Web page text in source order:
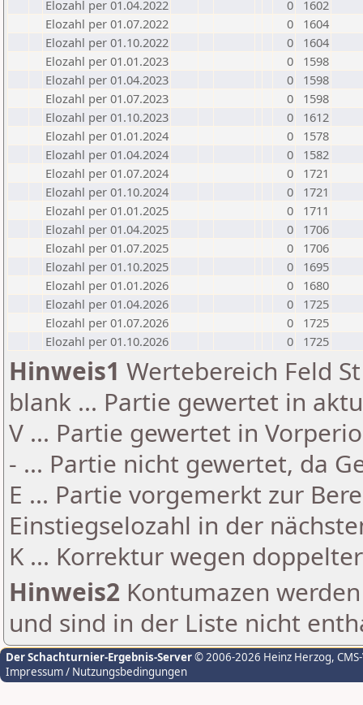
Elozahl per 01.04.2022
0
1602
Elozahl per 01.07.2022
0
1604
Elozahl per 01.10.2022
0
1604
Elozahl per 01.01.2023
0
1598
Elozahl per 01.04.2023
0
1598
Elozahl per 01.07.2023
0
1598
Elozahl per 01.10.2023
0
1612
Elozahl per 01.01.2024
0
1578
Elozahl per 01.04.2024
0
1582
Elozahl per 01.07.2024
0
1721
Elozahl per 01.10.2024
0
1721
Elozahl per 01.01.2025
0
1711
Elozahl per 01.04.2025
0
1706
Elozahl per 01.07.2025
0
1706
Elozahl per 01.10.2025
0
1695
Elozahl per 01.01.2026
0
1680
Elozahl per 01.04.2026
0
1725
Elozahl per 01.07.2026
0
1725
Elozahl per 01.10.2026
0 1725
Hinweis1 Wertebereich Feld
blank ... Partie gewertet in
V ... Partie gewertet in
- ... Partie nicht gewertet, da
E ... Partie vorgemerkt zur
Einstiegselozahl in der
K ... Korrektur wegen
Hinweis2 Kontumazen
und sind in der Liste nicht
Der Schachturnier-Ergebnis-Server© 2006-2026 Heinz Herzog,
Impressum / Nutzungsbedingungen